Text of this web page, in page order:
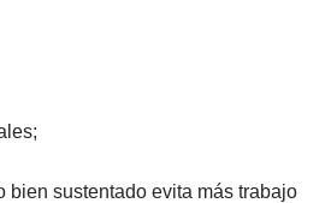
bien sustentado evita más trabajo